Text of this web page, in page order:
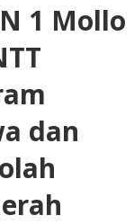
1 Mollo
dan